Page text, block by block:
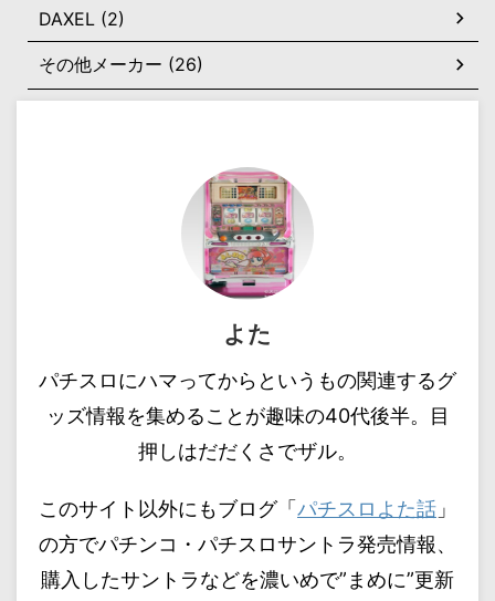
DAXEL (2)
その他メーカー (26)
よた
パチスロにハマってからというもの関連するグ
ッズ情報を集めることが趣味の40代後半。目
押しはだだくさでザル。
このサイト以外にもブログ「パチスロよた話 」
の方でパチンコ・パチスロサントラ発売情報、
購入したサントラなどを濃いめで”まめに”更新